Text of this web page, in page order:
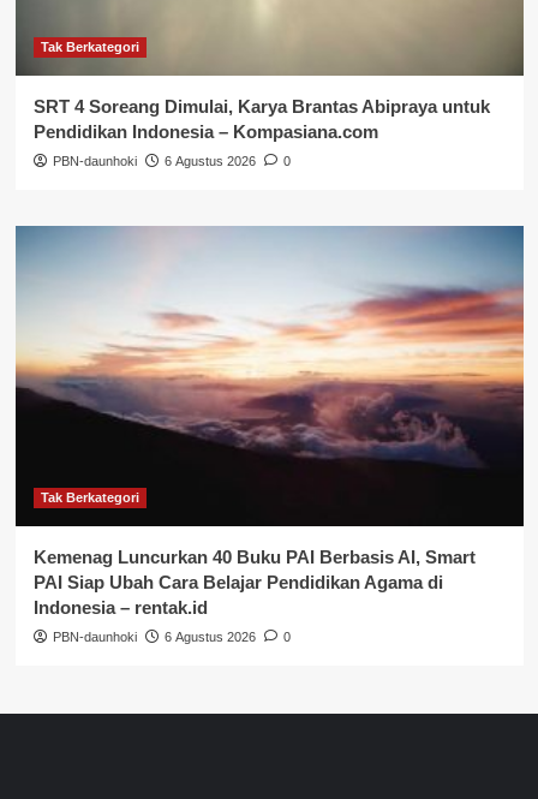
Tak Berkategori
SRT 4 Soreang Dimulai, Karya Brantas Abipraya untuk
Pendidikan Indonesia – Kompasiana.com
PBN-daunhoki 6 Agustus 2026 0
Tak Berkategori
Kemenag Luncurkan 40 Buku PAI Berbasis AI, Smart
PAI Siap Ubah Cara Belajar Pendidikan Agama di
Indonesia – rentak.id
PBN-daunhoki 6 Agustus 2026 0